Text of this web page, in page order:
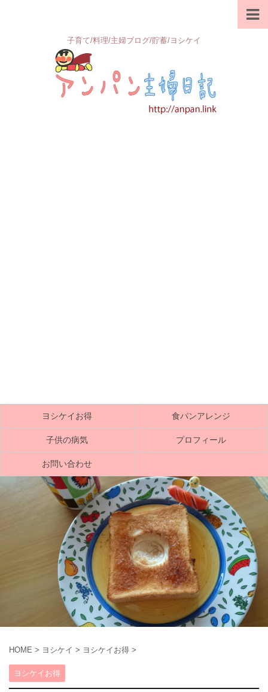
子育て/料理/主婦ブログ/貯蓄/ヨシケイ
ヨシケイお得 食パンアレンジ
子供の病気 プロフィール
お問い合わせ
HOME > ヨシケイ > ヨシケイお得 >
ヨシケイお得